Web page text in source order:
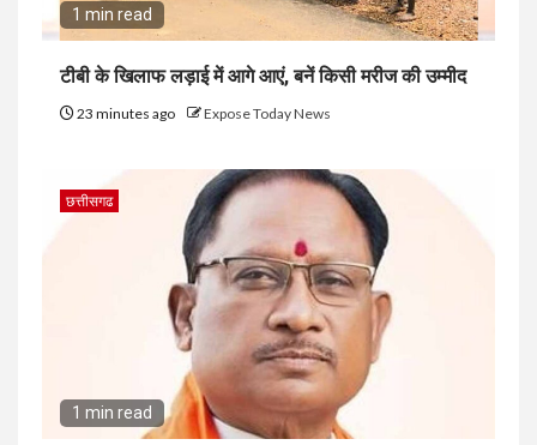
1 min read
टीबी के खिलाफ लड़ाई में आगे आएं, बनें किसी मरीज की उम्मीद
23 minutes ago Expose Today News
छत्तीसगढ
1 min read